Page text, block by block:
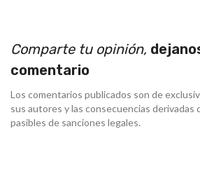
Comparte tu opinión,
comentario
Los comentarios publicados son de
sus autores y las consecuencias derivadas
pasibles de sanciones legales.